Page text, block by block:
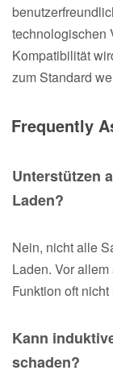
technologischen
Kompatibilität
zum Standard
Frequently
Unterstützen
Laden?
Nein, nicht alle
Laden. Vor
Funktion oft
Kann
schaden?